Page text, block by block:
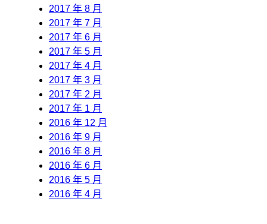
2017 年 8 月
2017 年 7 月
2017 年 6 月
2017 年 5 月
2017 年 4 月
2017 年 3 月
2017 年 2 月
2017 年 1 月
2016 年 12 月
2016 年 9 月
2016 年 8 月
2016 年 6 月
2016 年 5 月
2016 年 4 月